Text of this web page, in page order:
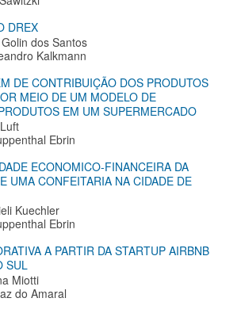
DREX
dos Santos
Kalkmann
DE CONTRIBUIÇÃO DOS PRODUTOS
MEIO DE UM MODELO DE
EM UM SUPERMERCADO
Ebrin
ECONOMICO-FINANCEIRA DA
UMA CONFEITARIA NA CIDADE DE
Kuechler
Ebrin
A PARTIR DA STARTUP AIRBNB
SUL
Miotti
do Amaral